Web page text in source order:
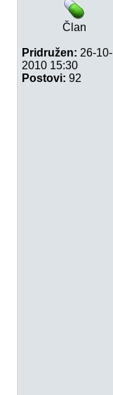
Član
Pridružen: 26-10-
2010 15:30
Postovi: 92